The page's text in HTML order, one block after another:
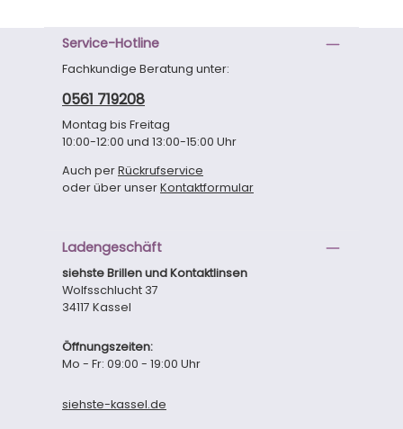
Service-Hotline
Fachkundige Beratung unter:
0561 719208
Montag bis Freitag
10:00-12:00 und 13:00-15:00 Uhr
Auch perRückrufservice
oder über unserKontaktformular
Ladengeschäft
siehste Brillen und Kontaktlinsen
Wolfsschlucht 37
34117 Kassel
Öffnungszeiten:
Mo - Fr: 09:00 - 19:00 Uhr
siehste-kassel.de